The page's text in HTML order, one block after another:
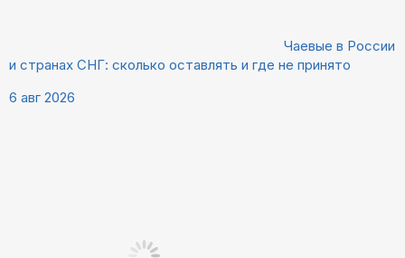
Чаевые в России
и странах СНГ: сколько оставлять и где не принято
6 авг 2026